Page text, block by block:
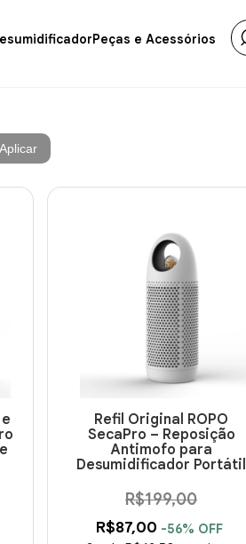
Peças e Acessórios
Aplicar
Refil Original ROPO
SecaPro – Reposição
Antimofo para
Desumidificador Portátil
R$87,00 -56% OFF
R$199,00